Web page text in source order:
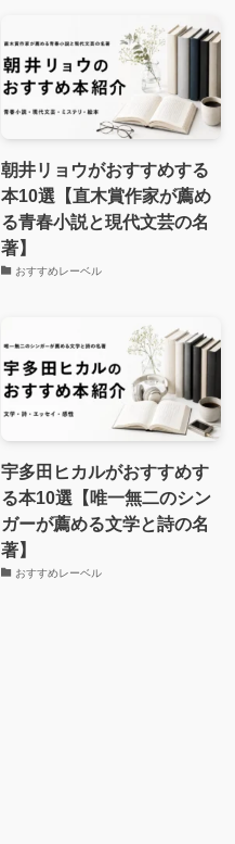
朝井リョウがおすすめする
本10選【直木賞作家が薦め
る青春小説と現代文芸の名
著】
おすすめレーベル
宇多田ヒカルがおすすめす
る本10選【唯一無二のシン
ガーが薦める文学と詩の名
著】
おすすめレーベル